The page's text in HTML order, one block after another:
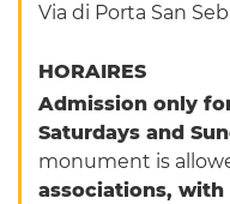
Via di Porta San
HORAIRES
Admission only
Saturdays and
monument is
associations,